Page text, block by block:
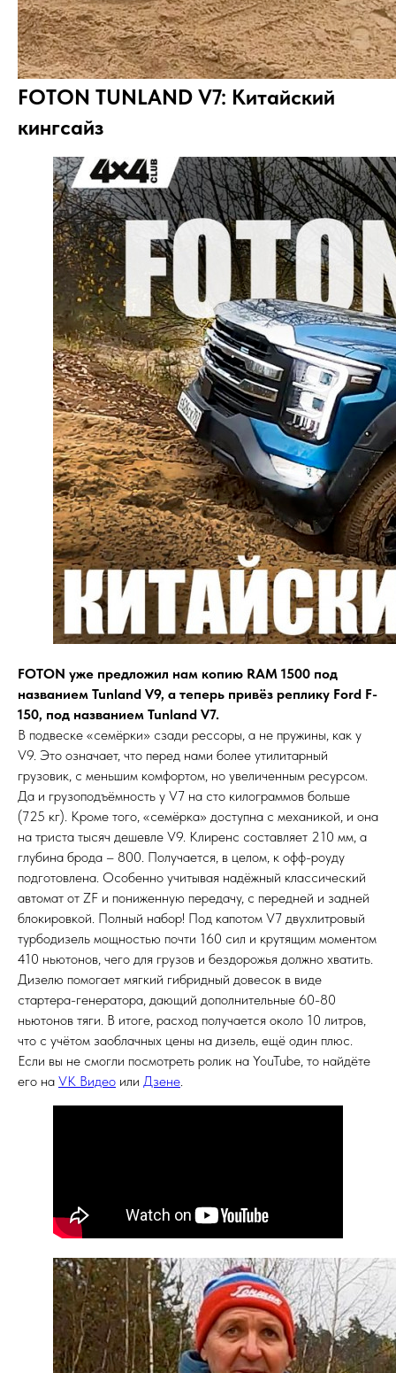
FOTON TUNLAND V7: Китайский
кингсайз
FOTON уже предложил нам копию RAM 1500 под
названием Tunland V9, а теперь привёз реплику Ford F-
150, под названием Tunland V7.
В подвеске «семёрки» сзади рессоры, а не пружины, как у
V9. Это означает, что перед нами более утилитарный
грузовик, с меньшим комфортом, но увеличенным ресурсом.
Да и грузоподъёмность у V7 на сто килограммов больше
(725 кг). Кроме того, «семёрка» доступна с механикой, и она
на триста тысяч дешевле V9. Клиренс составляет 210 мм, а
глубина брода – 800. Получается, в целом, к офф-роуду
подготовлена. Особенно учитывая надёжный классический
автомат от ZF и пониженную передачу, с передней и задней
блокировкой. Полный набор! Под капотом V7 двухлитровый
турбодизель мощностью почти 160 сил и крутящим моментом
410 ньютонов, чего для грузов и бездорожья должно хватить.
Дизелю помогает мягкий гибридный довесок в виде
стартера-генератора, дающий дополнительные 60-80
ньютонов тяги. В итоге, расход получается около 10 литров,
что с учётом заоблачных цены на дизель, ещё один плюс.
Если вы не смогли посмотреть ролик на YouTube, то найдёте
его на VK Видео или Дзене.